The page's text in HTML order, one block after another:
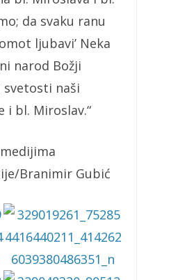
da svaku ranu
ljubavi’ Neka
narod Božji
svetosti naši
i bl. Miroslav.“
Branimir Gubić